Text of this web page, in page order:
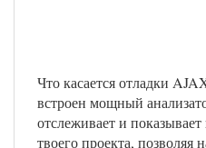
Что касается отладки
встроен мощный
отслеживает и
твоего проекта, позволяя